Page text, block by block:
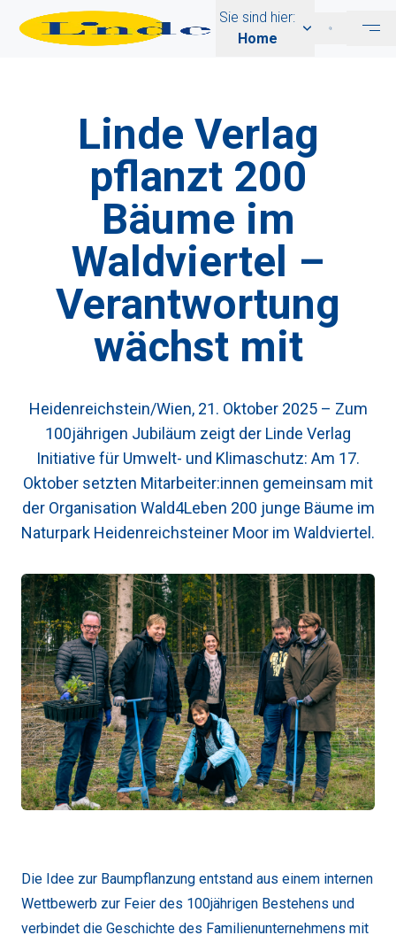
Sie sind hier:
Home
Linde Verlag
pflanzt 200
Bäume im
Waldviertel –
Verantwortung
wächst mit
Heidenreichstein/Wien, 21. Oktober 2025 – Zum
100jährigen Jubiläum zeigt der Linde Verlag
Initiative für Umwelt- und Klimaschutz: Am 17.
Oktober setzten Mitarbeiter:innen gemeinsam mit
der Organisation Wald4Leben 200 junge Bäume im
Naturpark Heidenreichsteiner Moor im Waldviertel.
Die Idee zur Baumpflanzung entstand aus einem internen
Wettbewerb zur Feier des 100jährigen Bestehens und
verbindet die Geschichte des Familienunternehmens mit